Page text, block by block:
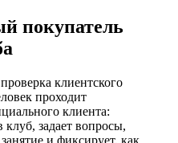
покупатель
клиентского
проходит
клиента:
задает вопросы,
и фиксирует, как